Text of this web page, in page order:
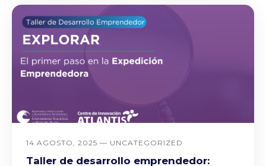
14 AGOSTO, 2025 — UNCATEGORIZED
Taller de desarrollo emprendedor: